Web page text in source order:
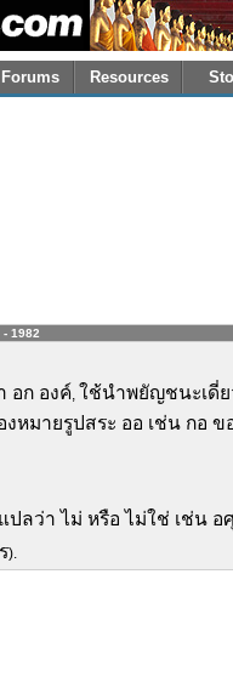
Forums Resources
1982
อก องค์, ใช้นำพยัญชนะเดี่ย
งหมายรูปสระ ออ เช่น กอ ข
ลว่า ไม่ หรือ ไม่ใช่ เช่น อ
).